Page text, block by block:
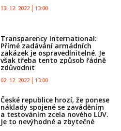
13. 12. 2022 13:00
Transparency International:
Přímé zadávání armádních
zakázek je ospravedlnitelné. Je
však třeba tento způsob řádně
zdůvodnit
02. 12. 2022 13:00
České republice hrozí, že ponese
náklady spojené se zaváděním
a testováním zcela nového LÚV.
Je to nevýhodné a zbytečné